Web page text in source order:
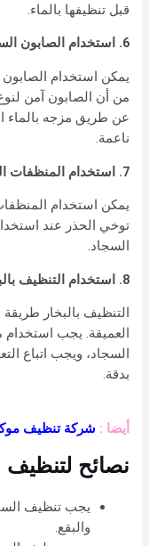
قبل تنظيفها بالماء.
6. استخدام الصابون السائل
يمكن استخدام
من أن الصابون آمن
عن طريق مزجه بالماء
ناعمة.
7. استخدام المنظفات الكيميائية
يمكن استخدام
توخي الحذر عند
السجاد.
8. استخدام التنظيف بالبخار
التنظيف بالبخار
العميقة. يجب استخدام
السجاد، ويجب اتباع
بدقة.
أيضا : شركة تنظيف
نصائح لتنظيف
يجب تنظيف
والبقع.